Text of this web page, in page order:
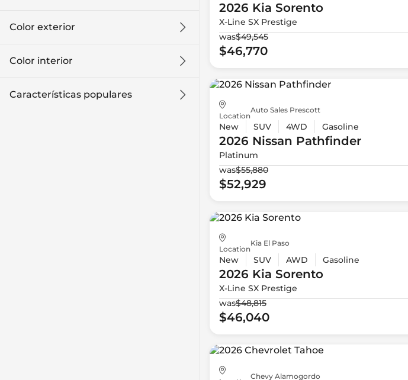
Color exterior
Color interior
Características populares
2026 Kia Sorento
X-Line SX Prestige
was$49,545
$46,770
Location
Auto Sales Prescott
New SUV 4WD Gasoline
2026 Nissan Pathfinder
Platinum
was$55,880
$52,929
Location
Kia El Paso
New SUV AWD Gasoline
2026 Kia Sorento
X-Line SX Prestige
was$48,815
$46,040
Chevy Alamogordo